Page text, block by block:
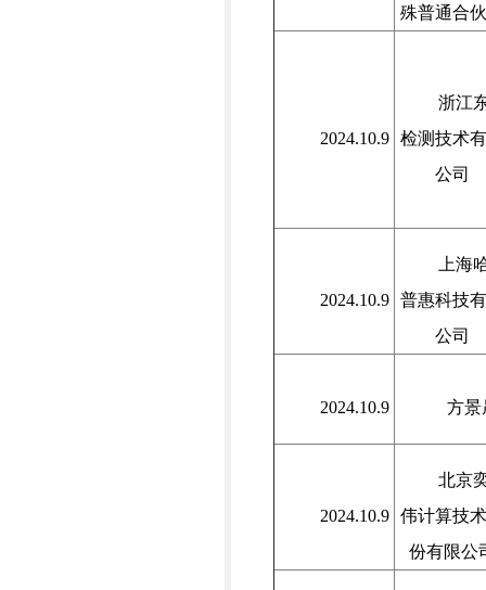
殊普通合
2024.10.9
浙江
检测技术
公司
2024.10.9
上海
普惠科技
公司
2024.10.9 方景
2024.10.9
北京
伟计算技
份有限公